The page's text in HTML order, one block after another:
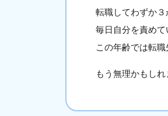
転職してわずか３
毎日自分を責めて
この年齢では転
もう無理かもしれ